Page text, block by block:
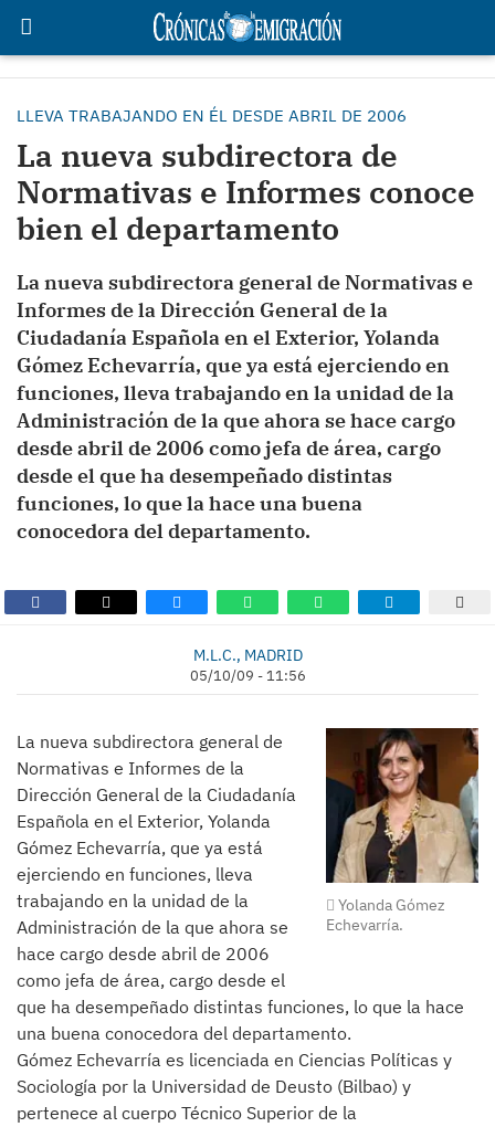
LLEVA TRABAJANDO EN ÉL DESDE ABRIL DE 2006
La nueva subdirectora de
Normativas e Informes conoce
bien el departamento
La nueva subdirectora general de Normativas e
Informes de la Dirección General de la
Ciudadanía Española en el Exterior, Yolanda
Gómez Echevarría, que ya está ejerciendo en
funciones, lleva trabajando en la unidad de la
Administración de la que ahora se hace cargo
desde abril de 2006 como jefa de área, cargo
desde el que ha desempeñado distintas
funciones, lo que la hace una buena
conocedora del departamento.
M.L.C., MADRID
05/10/09 - 11:56
Yolanda Gómez
Echevarría.
La nueva subdirectora general de
Normativas e Informes de la
Dirección General de la Ciudadanía
Española en el Exterior, Yolanda
Gómez Echevarría, que ya está
ejerciendo en funciones, lleva
trabajando en la unidad de la
Administración de la que ahora se
hace cargo desde abril de 2006
como jefa de área, cargo desde el
que ha desempeñado distintas funciones, lo que la hace
una buena conocedora del departamento.
Gómez Echevarría es licenciada en Ciencias Políticas y
Sociología por la Universidad de Deusto (Bilbao) y
pertenece al cuerpo Técnico Superior de la